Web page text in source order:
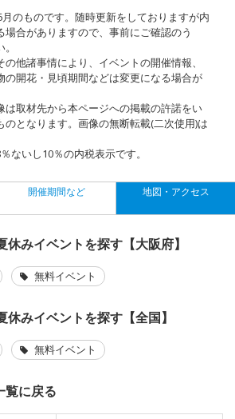
のものです。随時更新をしておりますが内
場合がありますので、事前にご確認のう
他諸事情により、イベントの開催情報、
の開花・見頃期間などは変更になる場合が
取材先から本ページへの掲載の許諾をい
のとなります。画像の無断転載(二次使用)は
ないし10％の内税表示です。
開催期間など 地図・アクセス
休みイベントを探す【大阪府】
無料イベント
休みイベントを探す【全国】
無料イベント
覧に戻る